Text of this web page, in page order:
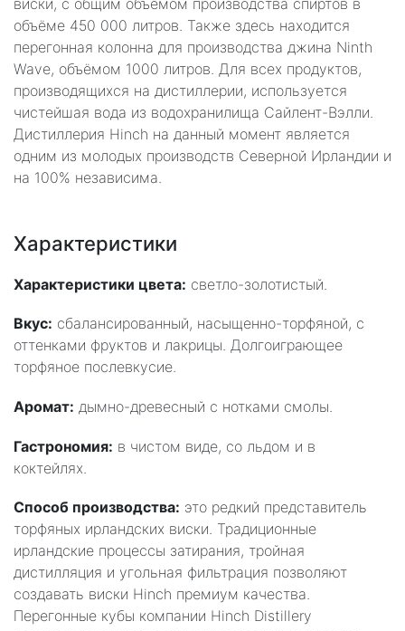
объёме 450 000 литров. Также здесь находится
перегонная колонна для производства джина Ninth
Wave, объёмом 1000 литров. Для всех продуктов,
производящихся на дистиллерии, используется
чистейшая вода из водохранилища Сайлент-Вэлли.
Дистиллерия Hinch на данный момент является
одним из молодых производств Северной Ирландии и
на 100% независима.
Характеристики
Характеристики цвета: светло-золотистый.
Вкус: сбалансированный, насыщенно-торфяной, с
оттенками фруктов и лакрицы. Долгоиграющее
торфяное послевкусие.
Аромат: дымно-древесный с нотками смолы.
Гастрономия: в чистом виде, со льдом и в
коктейлях.
Способ производства: это редкий представитель
торфяных ирландских виски. Традиционные
ирландские процессы затирания, тройная
дистилляция и угольная фильтрация позволяют
создавать виски Hinch премиум качества.
Перегонные кубы компании Hinch Distillery